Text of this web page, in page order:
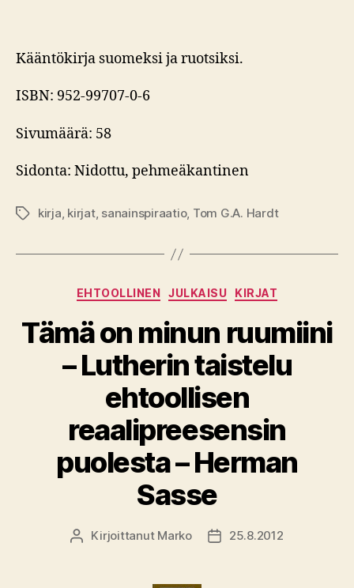
Kääntökirja suomeksi ja ruotsiksi.
ISBN: 952-99707-0-6
Sivumäärä: 58
Sidonta: Nidottu, pehmeäkantinen
Avainsanat
kirja, kirjat, sanainspiraatio, Tom G.A. Hardt
Kategoriat
EHTOOLLINEN JULKAISU KIRJAT
Tämä on minun ruumiini
– Lutherin taistelu
ehtoollisen
reaalipreesensin
puolesta – Herman
Sasse
Kirjoittaja
Kirjoittanut Marko Julkaisupäivämäärä
25.8.2012